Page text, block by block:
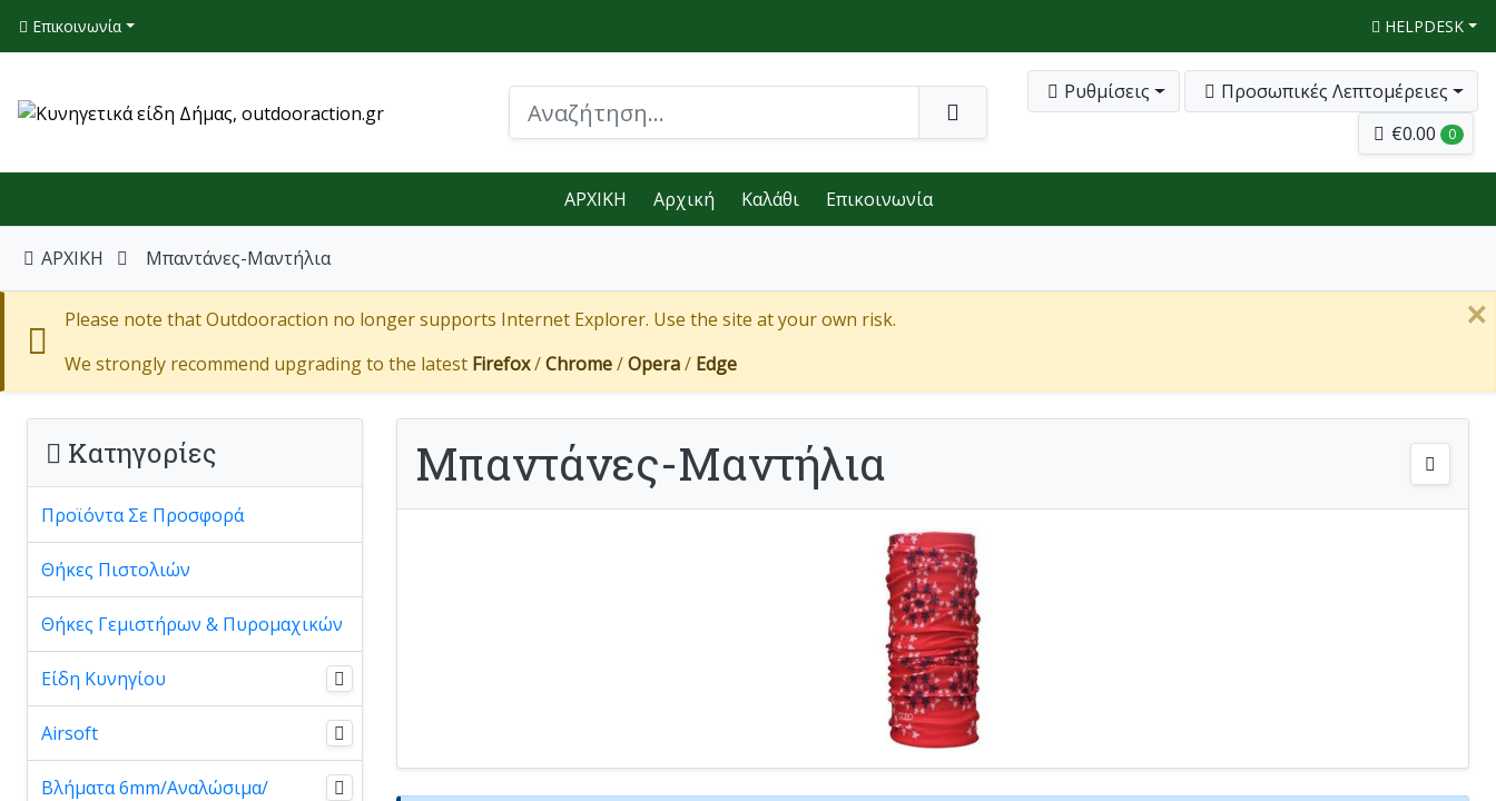
Επικοινωνία HELPDESK
Ρυθμίσεις
Προσωπικές Λεπτομέρειες
€0.00
0
ΑΡΧΙΚΗ Αρχική Καλάθι Επικοινωνία
ΑΡΧΙΚΗ Μπαντάνες-Μαντήλια
Please note that Outdooraction no longer supports Internet Explorer. Use the site at your own risk.
We strongly recommend upgrading to the latest Firefox/Chrome/Opera/ Edge
×
Μπαντάνες-Μαντήλια
Κατηγορίες
Προϊόντα Σε Προσφορά
Θήκες Πιστολιών
Θήκες Γεμιστήρων & Πυρομαχικών
Είδη Κυνηγίου
Airsoft
Βλήματα 6mm/Αναλώσιμα/